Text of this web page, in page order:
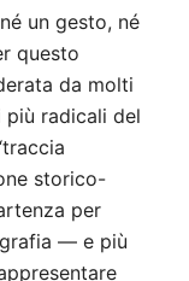
un gesto, né
questo
da molti
più radicali del
storico-
per
— e più